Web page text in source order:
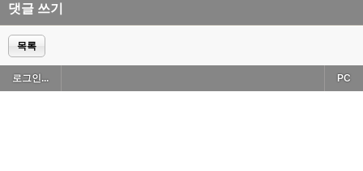
댓글 쓰기
목록
로그인... PC